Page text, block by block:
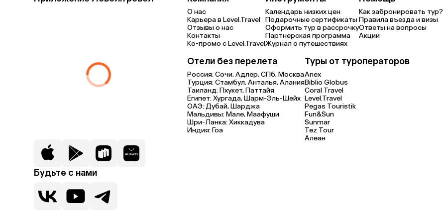
Будьте с нами
О нас
Карьера в Level.Travel
Отзывы о нас
Контакты
Ко-промо с Level.Travel
Календарь низких цен
Подарочные сертификаты
Оформить тур в рассрочку
Партнерская программа
Журнал о путешествиях
Как забронировать тур?
Правила въезда и визы
Ответы на вопросы
Акции
Отели без перелета
Россия:Сочи,Адлер,СПб,Москва
Турция:Стамбул,Анталья,Алания
Таиланд:Пхукет,Паттайя
Египет:Хургада,Шарм-Эль-Шейх
ОАЭ:Дубай,Шарджа
Мальдивы:Мале,Маафуши
Шри-Ланка:Хиккадува
Индия:Гоа
Туры от туроператоров
Anex
Biblio Globus
Coral Travel
Level.Travel
Pegas Touristik
Fun&Sun
Sunmar
Tez Tour
Алеан